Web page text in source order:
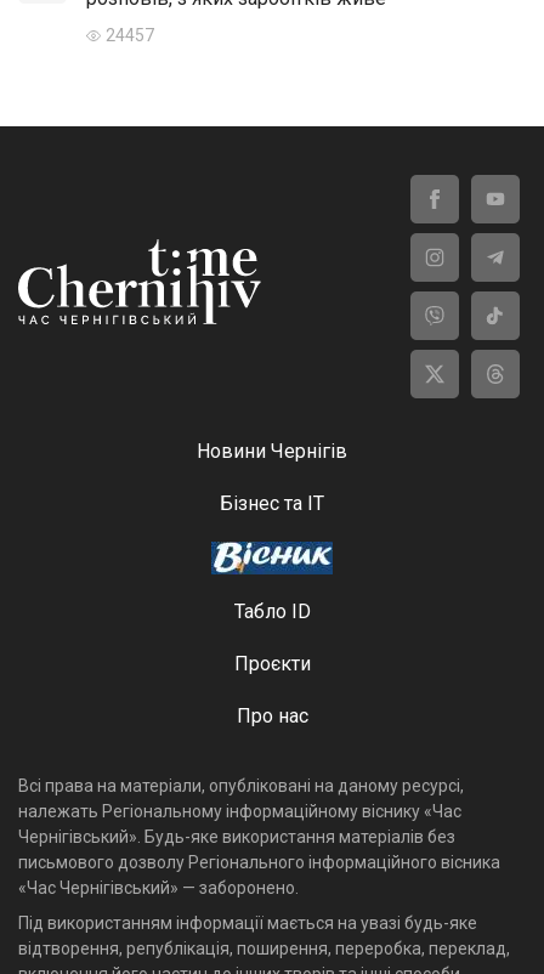
24457
Новини Чернігів
Бізнес та ІТ
Табло ID
Проєкти
Про нас
Всі права на матеріали, опубліковані на даному ресурсі,
належать Регіональному інформаційному віснику «Час
Чернігівський». Будь-яке використання матеріалів без
письмового дозволу Регіонального інформаційного вісника
«Час Чернігівський» — заборонено.
Під використанням інформації мається на увазі будь-яке
відтворення, републікація, поширення, переробка, переклад,